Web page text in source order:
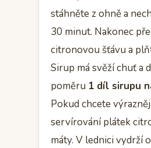
stáhněte z ohně a
30 minut. Nakonec
citronovou šťávu a
Sirup má svěží chuť a
poměru 1 díl sirupu
Pokud chcete
servírování plátek
máty. V lednici vydrží